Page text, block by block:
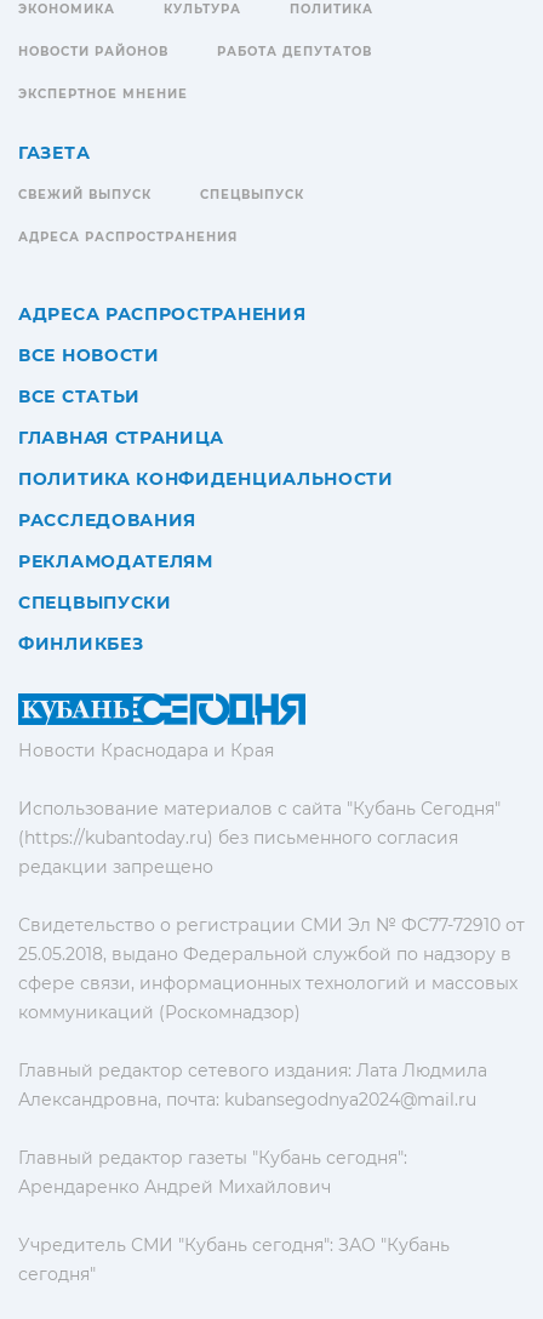
Новости Краснодара и Края
Использование материалов с сайта "Кубань Сегодня"
(https://kubantoday.ru) без письменного согласия
редакции запрещено
Свидетельство о регистрации СМИ Эл № ФС77-72910 от
25.05.2018, выдано Федеральной службой по надзору в
сфере связи, информационных технологий и массовых
коммуникаций (Роскомнадзор)
Главный редактор сетевого издания: Лата Людмила
Александровна, почта: kubansegodnya2024@mail.ru
Главный редактор газеты "Кубань сегодня":
Арендаренко Андрей Михайлович
Учредитель СМИ "Кубань сегодня": ЗАО "Кубань
сегодня"
ЭКОНОМИКА КУЛЬТУРА ПОЛИТИКА
НОВОСТИ РАЙОНОВ РАБОТА ДЕПУТАТОВ
ЭКСПЕРТНОЕ МНЕНИЕ
ГАЗЕТА
СВЕЖИЙ ВЫПУСК СПЕЦВЫПУСК
АДРЕСА РАСПРОСТРАНЕНИЯ
АДРЕСА РАСПРОСТРАНЕНИЯ
ВСЕ НОВОСТИ
ВСЕ СТАТЬИ
ГЛАВНАЯ СТРАНИЦА
ПОЛИТИКА КОНФИДЕНЦИАЛЬНОСТИ
РАССЛЕДОВАНИЯ
РЕКЛАМОДАТЕЛЯМ
СПЕЦВЫПУСКИ
ФИНЛИКБЕЗ